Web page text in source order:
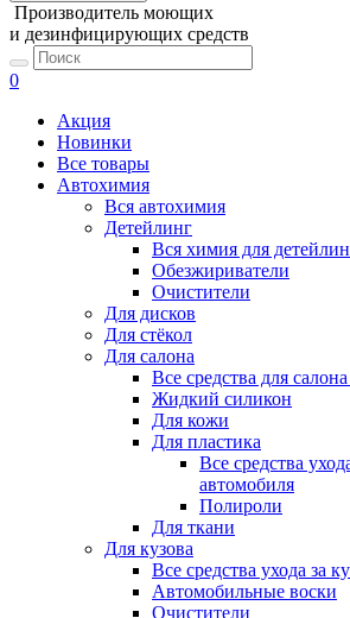
Производитель моющих
и дезинфицирующих средств
0
Акция
Новинки
Все товары
Автохимия
Вся автохимия
Детейлинг
Вся химия для
Обезжириватели
Очистители
Для дисков
Для стёкол
Для салона
Все средства для
Жидкий силикон
Для кожи
Для пластика
Все средства
автомобиля
Полироли
Для ткани
Для кузова
Все средства ухода за
Автомобильные воски
Очистители